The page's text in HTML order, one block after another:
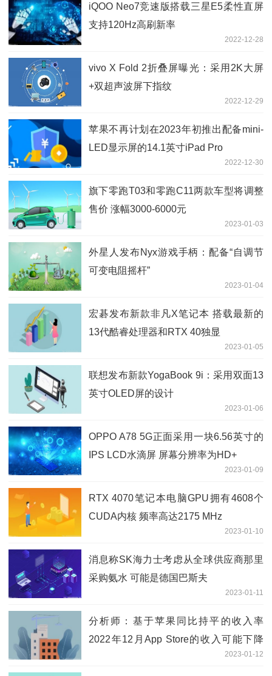
iQOO Neo7竞速版搭载三星E5柔性直屏
支持120Hz高刷新率
2022-12-28
vivo X Fold 2折叠屏曝光：采用2K大屏
+双超声波屏下指纹
2022-12-29
苹果不再计划在2023年初推出配备mini-
LED显示屏的14.1英寸iPad Pro
2022-12-30
旗下零跑T03和零跑C11两款车型将调整
售价 涨幅3000-6000元
2023-01-03
外星人发布Nyx游戏手柄：配备“自调节
可变电阻摇杆”
2023-01-04
宏碁发布新款非凡X笔记本 搭载最新的
13代酷睿处理器和RTX 40独显
2023-01-05
联想发布新款YogaBook 9i：采用双面13
英寸OLED屏的设计
2023-01-06
OPPO A78 5G正面采用一块6.56英寸的
IPS LCD水滴屏 屏幕分辨率为HD+
2023-01-09
RTX 4070笔记本电脑GPU拥有4608个
CUDA内核 频率高达2175 MHz
2023-01-10
消息称SK海力士考虑从全球供应商那里
采购氨水 可能是德国巴斯夫
2023-01-11
分析师：基于苹果同比持平的收入率
2022年12月App Store的收入可能下降
2023-01-12